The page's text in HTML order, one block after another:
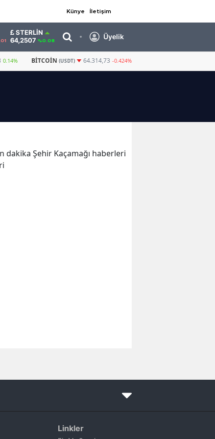
Künye İletişim
STERLIN
64,2507 %0.08 Üyelik
0.14% BITCOIN (USDT) 64.314,73 -0.424%
dakika Şehir Kaçamağı haberleri
Linkler